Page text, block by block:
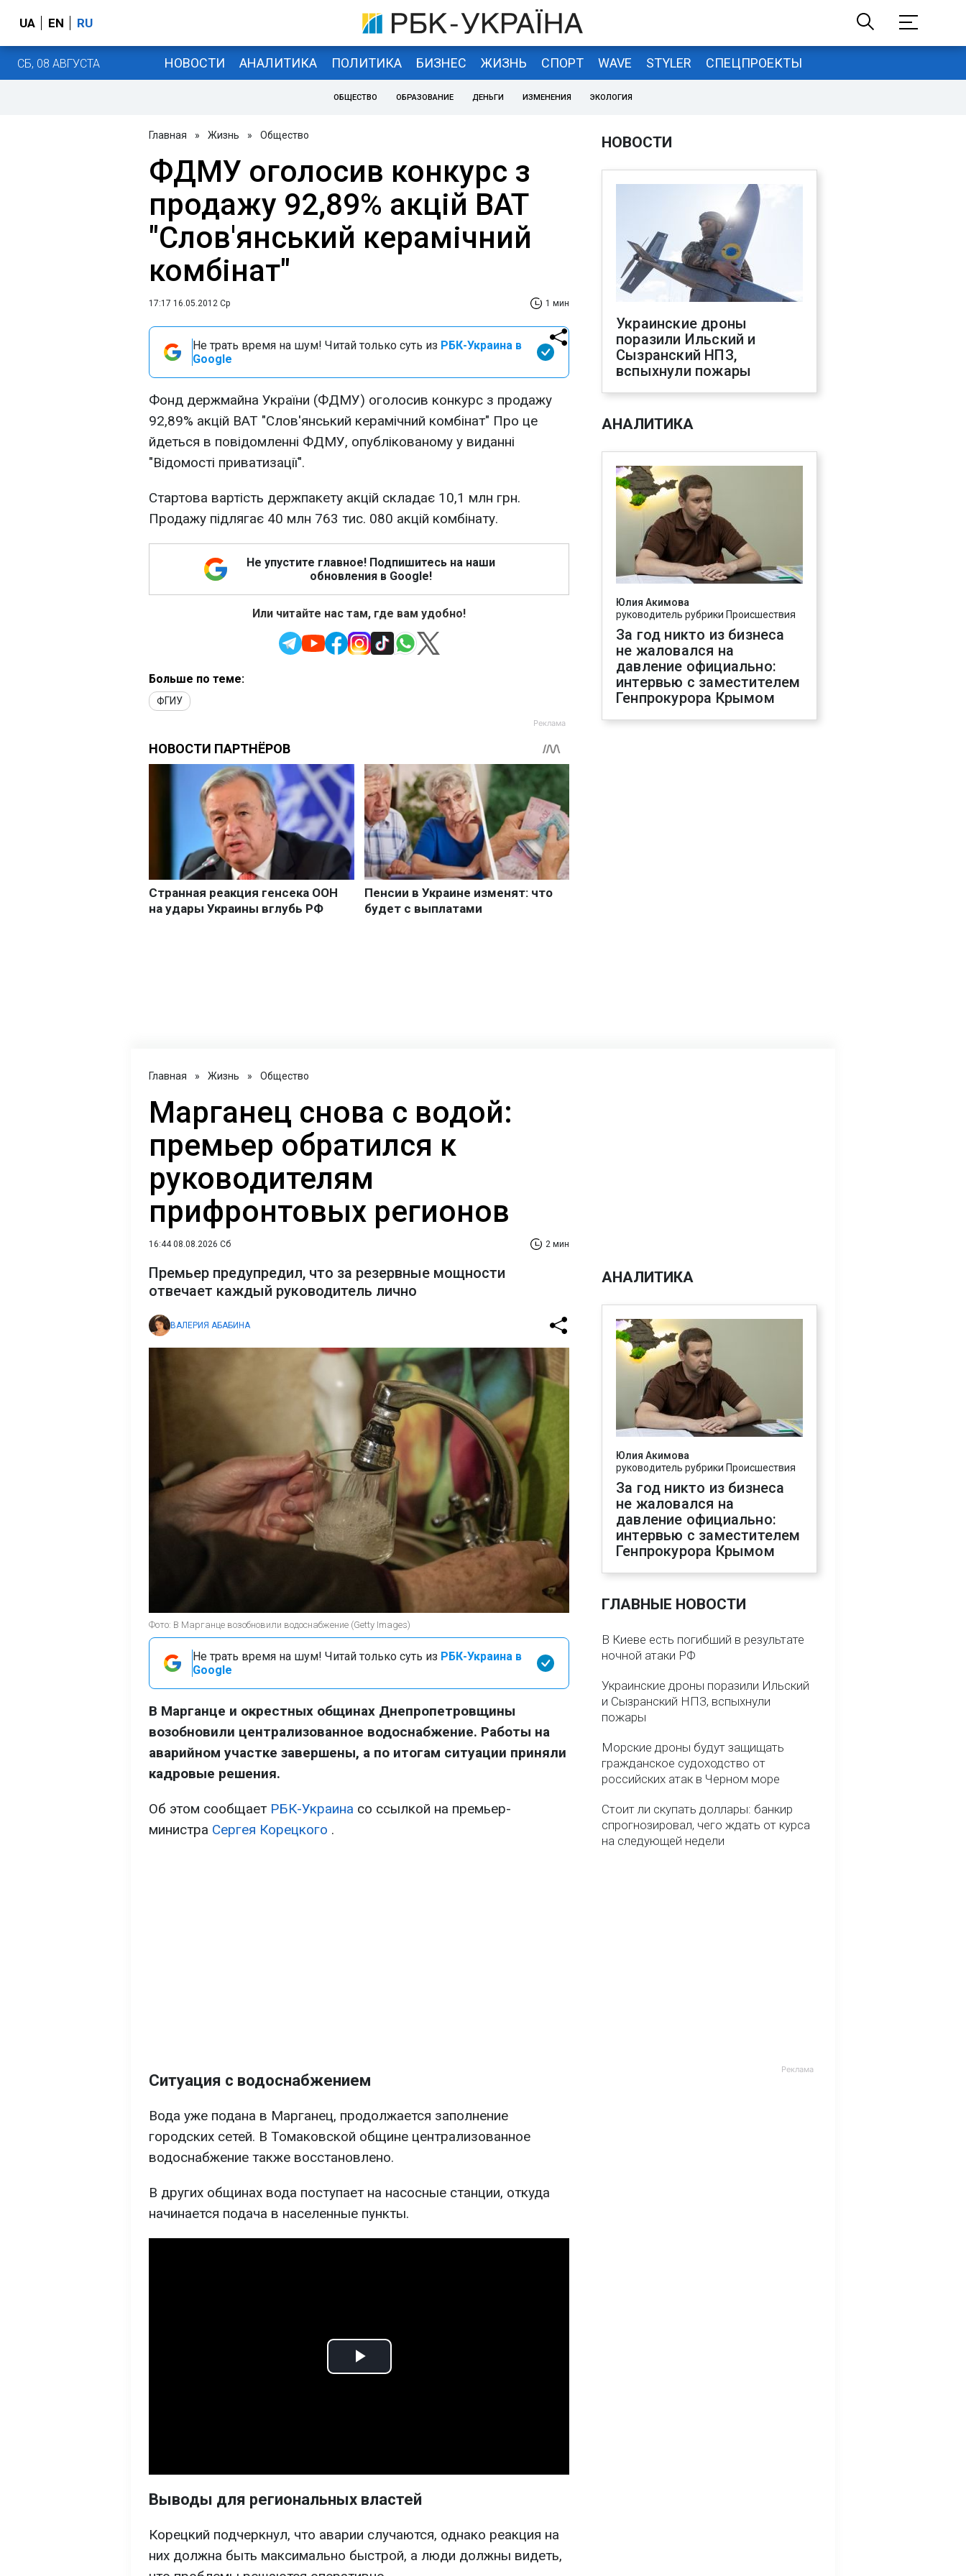
UA EN RU
СБ, 08 АВГУСТА НОВОСТИ АНАЛИТИКА ПОЛИТИКА БИЗНЕС ЖИЗНЬ СПОРТ WAVE STYLER СПЕЦПРОЕКТЫ
ОБЩЕСТВО ОБРАЗОВАНИЕ ДЕНЬГИ ИЗМЕНЕНИЯ ЭКОЛОГИЯ
Главная » Жизнь » Общество
ФДМУ оголосив конкурс з
продажу 92,89% акцій ВАТ
"Слов'янський керамічний
комбінат"
17:17 16.05.2012 Ср 1 мин
Не трать время на шум! Читай только суть из РБК-Украина в
Google
Фонд держмайна України (ФДМУ) оголосив конкурс з продажу
92,89% акцій ВАТ "Слов'янський керамічний комбінат" Про це
йдеться в повідомленні ФДМУ, опублікованому у виданні
"Відомості приватизації".
Стартова вартість держпакету акцій складає 10,1 млн грн.
Продажу підлягає 40 млн 763 тис. 080 акцій комбінату.
Не упустите главное! Подпишитесь на наши
обновления в Google!
Или читайте нас там, где вам удобно!
Больше по теме:
ФГИУ
НОВОСТИ
Украинские дроны
поразили Ильский и
Сызранский НПЗ,
вспыхнули пожары
АНАЛИТИКА
Юлия Акимова
руководитель рубрики Происшествия
За год никто из бизнеса
не жаловался на
давление официально:
интервью с заместителем
Генпрокурора Крымом
Главная » Жизнь » Общество
Марганец снова с водой:
премьер обратился к
руководителям
прифронтовых регионов
16:44 08.08.2026 Сб 2 мин
Премьер предупредил, что за резервные мощности
отвечает каждый руководитель лично
ВАЛЕРИЯ АБАБИНА
Фото: В Марганце возобновили водоснабжение (Getty Images)
Не трать время на шум! Читай только суть из РБК-Украина в
Google
В Марганце и окрестных общинах Днепропетровщины
возобновили централизованное водоснабжение. Работы на
аварийном участке завершены, а по итогам ситуации приняли
кадровые решения.
Об этом сообщает РБК-Украина со ссылкой на премьер-
министра Сергея Корецкого .
Ситуация с водоснабжением
Вода уже подана в Марганец, продолжается заполнение
городских сетей. В Томаковской общине централизованное
водоснабжение также восстановлено.
В других общинах вода поступает на насосные станции, откуда
начинается подача в населенные пункты.
Play
Выводы для региональных властей
Корецкий подчеркнул, что аварии случаются, однако реакция на
них должна быть максимально быстрой, а люди должны видеть,
АНАЛИТИКА
Юлия Акимова
руководитель рубрики Происшествия
За год никто из бизнеса
не жаловался на
давление официально:
интервью с заместителем
Генпрокурора Крымом
ГЛАВНЫЕ НОВОСТИ
В Киеве есть погибший в результате
ночной атаки РФ
Украинские дроны поразили Ильский
и Сызранский НПЗ, вспыхнули
пожары
Морские дроны будут защищать
гражданское судоходство от
российских атак в Черном море
Стоит ли скупать доллары: банкир
спрогнозировал, чего ждать от курса
на следующей недели